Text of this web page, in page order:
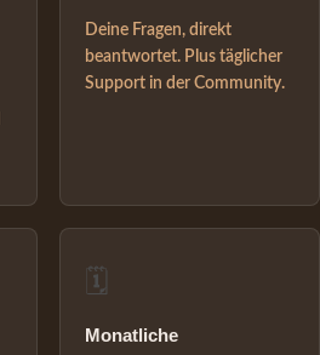
Deine Fragen, direkt
beantwortet. Plus täglicher
Support in der Community.
🗓️
Monatliche